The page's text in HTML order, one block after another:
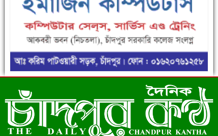
ফরিদগঞ্জে ড্রেন ও সড়ক নির্মাণে ধীরগতি জনদুর্ভোগ চরমে
রেকর্ড ৪৫.৪৬ বিলিয়ন ডলারের রিজার্ভ